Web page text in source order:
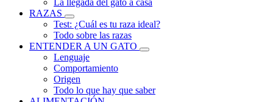
La llegada del gato a casa
RAZAS
Test: ¿Cuál es tu raza ideal?
Todo sobre las razas
ENTENDER A UN GATO
Lenguaje
Comportamiento
Origen
Todo lo que hay que saber